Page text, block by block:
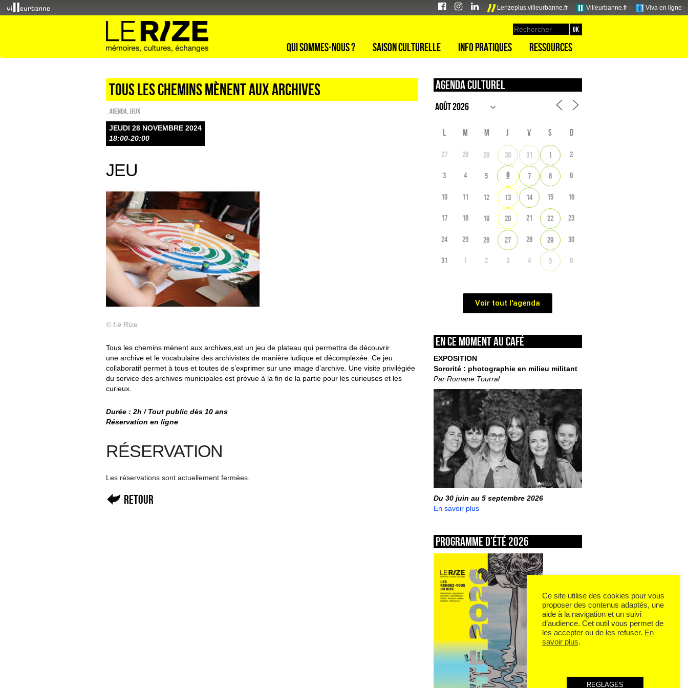
Lerizeplus.villeurbanne.fr Villeurbanne.fr Viva en ligne
Qui sommes-nous ? Saison culturelle Info pratiques Ressources
TOUS LES CHEMINS MÈNENT AUX ARCHIVES
_Agenda Jeux
JEUDI 28 NOVEMBRE 2024
18:00-20:00
JEU
© Le Rize
Tous les chemins mènent aux archives,est un jeu de plateau qui permettra de découvrir
une archive et le vocabulaire des archivistes de manière ludique et décomplexée. Ce jeu
collaboratif permet à tous et toutes de s’exprimer sur une image d’archive. Une visite privilégiée
du service des archives municipales est prévue à la fin de la partie pour les curieuses et les
curieux.
Durée : 2h / Tout public dès 10 ans
Réservation en ligne
RÉSERVATION
Les réservations sont actuellement fermées.
Retour
Agenda culturel
L M M J V S D
27 28 29 30 31 1 2
3 4 5 6 7 8 9
10 11 12 13 14 15 16
17 18 19 20 21 22 23
24 25 26 27 28 29 30
31 1 2 3 4 5 6
Voir tout l'agenda
En ce moment au café
EXPOSITION
Sororité : photographie en milieu militant
Par Romane Tourral
Du 30 juin au 5 septembre 2026
En savoir plus
Programme d’été 2026
Ce site utilise des cookies pour vous
proposer des contenus adaptés, une
aide à la navigation et un suivi
d’audience. Cet outil vous permet de
les accepter ou de les refuser. En
savoir plus.
REGLAGES